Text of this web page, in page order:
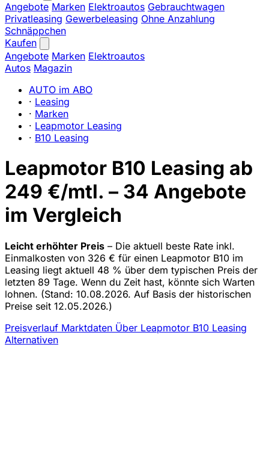
Angebote Marken Elektroautos Gebrauchtwagen
Privatleasing Gewerbeleasing Ohne Anzahlung
Schnäppchen
Kaufen
Angebote Marken Elektroautos
Autos Magazin
AUTO im ABO
· Leasing
· Marken
· Leapmotor Leasing
· B10 Leasing
Leapmotor B10 Leasing ab
249 €/mtl. – 34 Angebote
im Vergleich
Leicht erhöhter Preis – Die aktuell beste Rate inkl.
Einmalkosten von 326 € für einen Leapmotor B10 im
Leasing liegt aktuell 48 % über dem typischen Preis der
letzten 89 Tage. Wenn du Zeit hast, könnte sich Warten
lohnen. (Stand: 10.08.2026. Auf Basis der historischen
Preise seit 12.05.2026.)
Preisverlauf Marktdaten Über Leapmotor B10 Leasing
Alternativen